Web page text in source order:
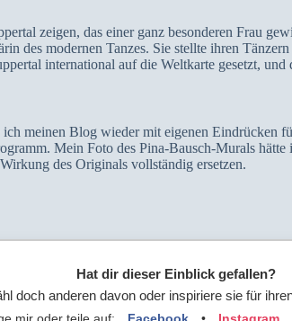
zeigen, das einer ganz besonderen Frau
des modernen Tanzes. Sie stellte ihren
international auf die Weltkarte gesetzt,
meinen Blog wieder mit eigenen Eindrücken
Mein Foto des Pina-Bausch-Murals
des Originals vollständig ersetzen.
Hat dir dieser Einblick gefallen?
doch anderen davon oder inspiriere sie für